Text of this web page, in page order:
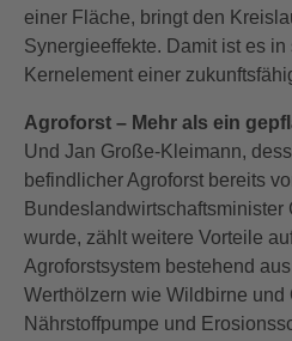
einer Fläche, bringt den
Synergieeffekte. Damit ist es
Kernelement einer
Agroforst – Mehr als ein
Und Jan Große-Kleimann,
befindlicher Agroforst bereits
wurde, zählt weitere Vorteile
Agroforstsystem bestehend
Werthölzern wie Wildbirne und
Nährstoffpumpe und